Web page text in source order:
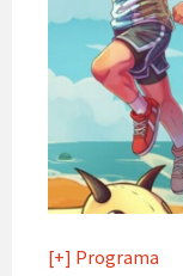
[+] Programa